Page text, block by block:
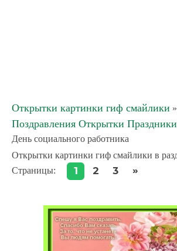
Открытки картинки гиф смайлики »
Поздравления Открытки
День социального работника
Открытки картинки гиф смайлики в
Страницы: 1 2 3 »